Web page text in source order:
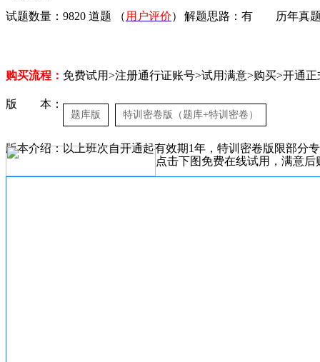
试题数量： 9820 道题 （ 用户评价） 解题思路： 有 历年真
购买流程： 免费试用>注册通行证账号>试用满意>购买>开通正
版 本：
题库版 特训密卷版（题库+特训密卷）
版本介绍：以上班次自开通起有效期1年，特训密卷版限部分
点击下图免费在线试用，满意后